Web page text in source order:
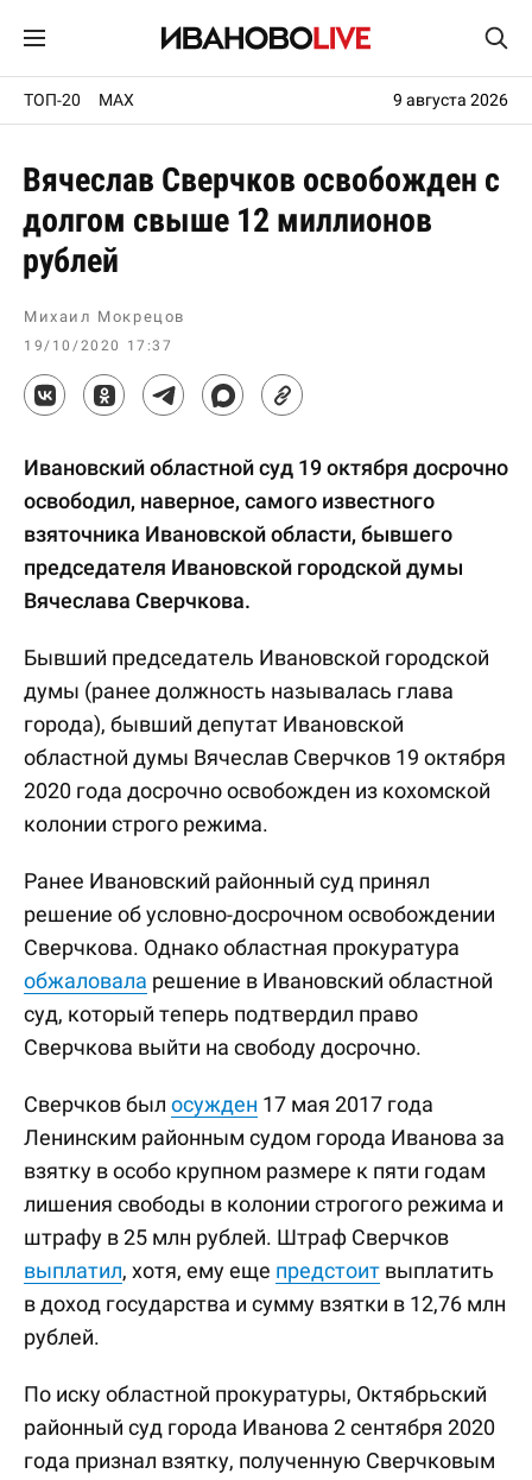
ТОП-20 MAX 9 августа 2026
Вячеслав Сверчков освобожден с
долгом свыше 12 миллионов
рублей
Михаил Мокрецов
19/10/2020 17:37
Ивановский областной суд 19 октября досрочно
освободил, наверное, самого известного
взяточника Ивановской области, бывшего
председателя Ивановской городской думы
Вячеслава Сверчкова.
Бывший председатель Ивановской городской
думы (ранее должность называлась глава
города), бывший депутат Ивановской
областной думы Вячеслав Сверчков 19 октября
2020 года досрочно освобожден из кохомской
колонии строго режима.
Ранее Ивановский районный суд принял
решение об условно-досрочном освобождении
Сверчкова. Однако областная прокуратура
обжаловала решение в Ивановский областной
суд, который теперь подтвердил право
Сверчкова выйти на свободу досрочно.
Сверчков был осужден 17 мая 2017 года
Ленинским районным судом города Иванова за
взятку в особо крупном размере к пяти годам
лишения свободы в колонии строгого режима и
штрафу в 25 млн рублей. Штраф Сверчков
выплатил, хотя, ему еще предстоит выплатить
в доход государства и сумму взятки в 12,76 млн
рублей.
По иску областной прокуратуры, Октябрьский
районный суд города Иванова 2 сентября 2020
года признал взятку, полученную Сверчковым